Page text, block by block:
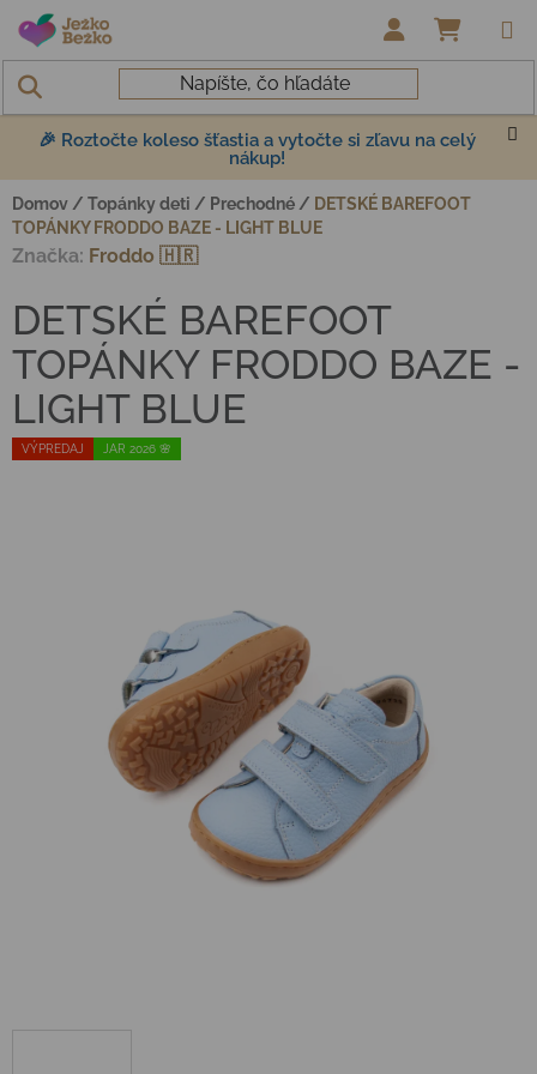
Prejsť na obsah
🎉 Roztočte koleso šťastia a vytočte si zľavu na celý
nákup!
Domov / Topánky deti / Prechodné / DETSKÉ BAREFOOT
TOPÁNKY FRODDO BAZE - LIGHT BLUE
VÝPREDAJ JAR 2026 🌸
DETSKÉ BAREFOOT
TOPÁNKY FRODDO BAZE -
LIGHT BLUE
Značka: Froddo 🇭🇷